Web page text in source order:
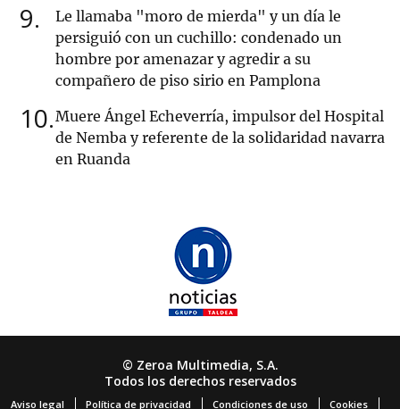
9
Le llamaba "moro de mierda" y un día le
persiguió con un cuchillo: condenado un
hombre por amenazar y agredir a su
compañero de piso sirio en Pamplona
10 Muere Ángel Echeverría, impulsor del Hospital
de Nemba y referente de la solidaridad navarra
en Ruanda
© Zeroa Multimedia, S.A.
Todos los derechos reservados
Aviso legal Política de privacidad Condiciones de uso Cookies